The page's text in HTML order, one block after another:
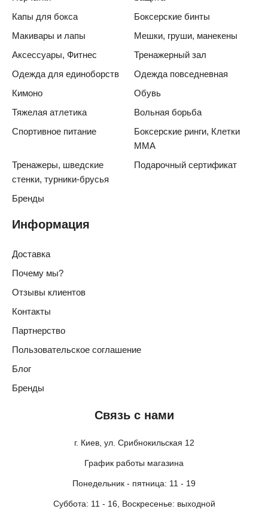
Связь с нами
г. Киев, ул. Срибнокильская 12
График работы магазина
Понедельник - пятница: 11 - 19
Суббота: 11 - 16, Воскресенье: выходной
Капы для бокса
Боксерские бинты
Макивары и лапы
Мешки, груши, манекены
Аксессуары, Фитнес
Тренажерный зал
Одежда для единоборств
Одежда повседневная
Кимоно
Обувь
Тяжелая атлетика
Вольная борьба
Спортивное питание
Боксерские ринги, Клетки
ММА
Тренажеры, шведские
стенки, турники-брусья
Подарочный сертификат
Бренды
Информация
Доставка
Почему мы?
Отзывы клиентов
Контакты
Партнерство
Пользовательское соглашение
Блог
Бренды